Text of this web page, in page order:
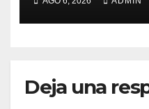
Deja una